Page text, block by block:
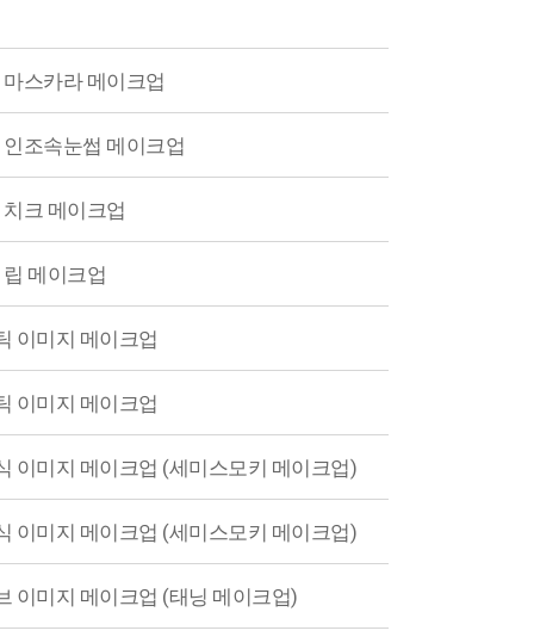
스카라 메이크업
조속눈썹 메이크업
크 메이크업
메이크업
이미지 메이크업
이미지 메이크업
이미지 메이크업 (세미스모키 메이크업)
이미지 메이크업 (세미스모키 메이크업)
이미지 메이크업 (태닝 메이크업)